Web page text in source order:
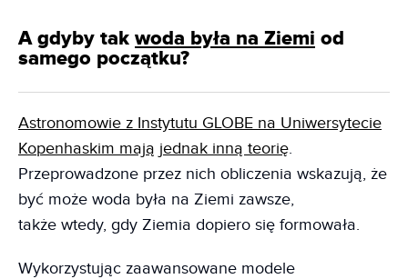
A gdyby tak woda była na Ziemi od
samego początku?
Astronomowie z Instytutu GLOBE na Uniwersytecie
Kopenhaskim mają jednak inną teorię.
Przeprowadzone przez nich obliczenia wskazują, że
być może woda była na Ziemi zawsze,
także wtedy, gdy Ziemia dopiero się formowała.
Wykorzystując zaawansowane modele